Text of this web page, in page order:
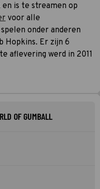
is te streamen op
voor alle
onder anderen
Hopkins. Er zijn 6
aflevering werd in 2011
OF GUMBALL